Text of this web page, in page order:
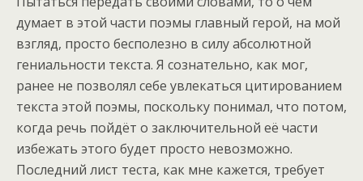
думает в этой части поэмы главный герой, на мой
взгляд, просто бесполезно в силу абсолютной
гениальности текста. Я сознательно, как мог,
ранее не позволял себе увлекаться цитированием
текста этой поэмы, поскольку понимал, что потом,
когда речь пойдёт о заключительной её части
избежать этого будет просто невозможно.
Последний лист теста, как мне кажется, требует